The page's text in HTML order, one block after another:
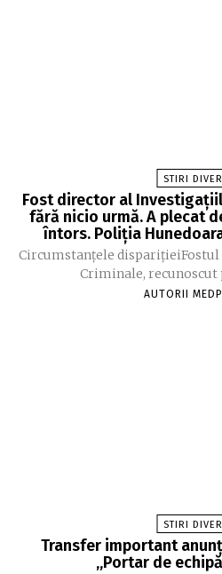
STIRI
Fost director al
fără nicio urmă. A plecat
întors. Poliția
Circumstanțele
Criminale, recunoscut
AUTORII
STIRI
Transfer important
„Portar de